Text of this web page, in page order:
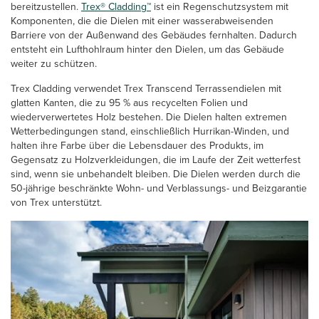
bereitzustellen.Trex® Cladding™ ist ein Regenschutzsystem mit
Komponenten, die die Dielen mit einer wasserabweisenden
Barriere von der Außenwand des Gebäudes fernhalten. Dadurch
entsteht ein Lufthohlraum hinter den Dielen, um das Gebäude
weiter zu schützen.
Trex Cladding verwendet Trex Transcend Terrassendielen mit
glatten Kanten, die zu 95 % aus recycelten Folien und
wiederverwertetes Holz bestehen. Die Dielen halten extremen
Wetterbedingungen stand, einschließlich Hurrikan-Winden, und
halten ihre Farbe über die Lebensdauer des Produkts, im
Gegensatz zu Holzverkleidungen, die im Laufe der Zeit wetterfest
sind, wenn sie unbehandelt bleiben. Die Dielen werden durch die
50-jährige beschränkte Wohn- und Verblassungs- und Beizgarantie
von Trex unterstützt.